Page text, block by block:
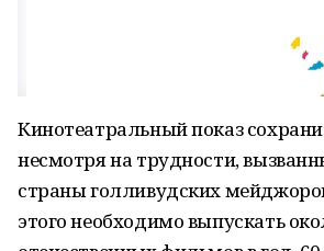
Кинотеатральный показ
несмотря на трудности,
страны голливудских
этого необходимо выпускать